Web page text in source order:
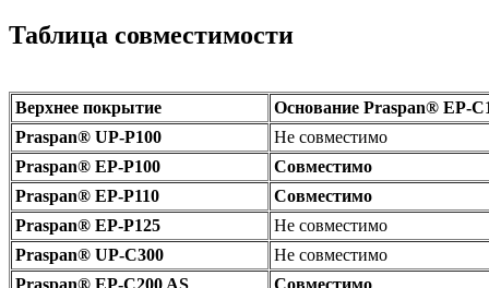
Таблица совместимости
Верхнее покрытие
Основание Praspan® ЕP-
Praspan® UP-P100
Не совместимо
Praspan® EP-P100
Cовместимо
Praspan® EP-P110
Cовместимо
Praspan® EP-P125
Не совместимо
Praspan® UP-C300
Не совместимо
Praspan® EP-C200 AS
Cовместимо